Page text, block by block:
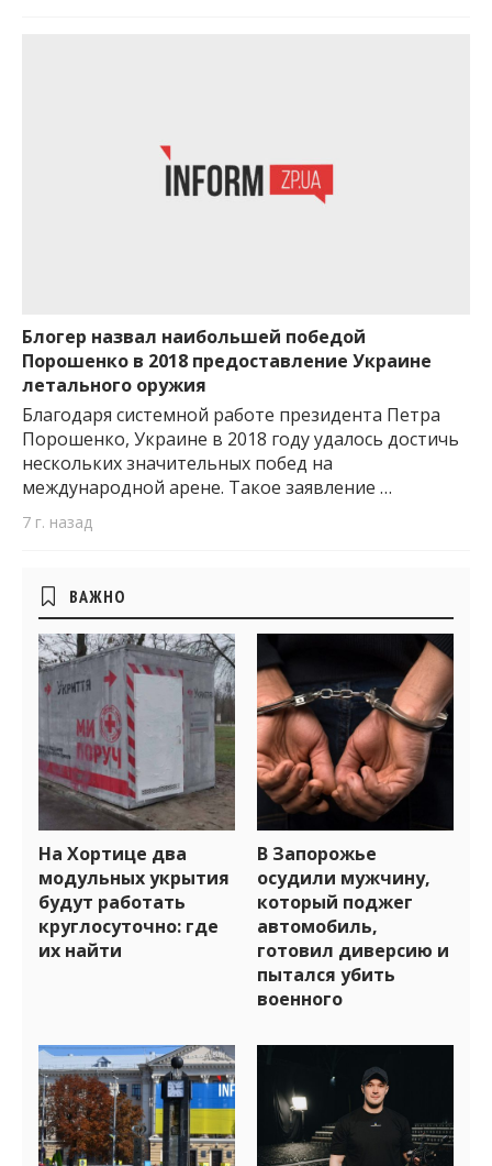
Блогер назвал наибольшей победой
Порошенко в 2018 предоставление Украине
летального оружия
Благодаря системной работе президента Петра
Порошенко, Украине в 2018 году удалось достичь
нескольких значительных побед на
международной арене. Такое заявление …
7 г. назад
Боковые
виджеты
ВАЖНО
На Хортице два
модульных укрытия
будут работать
круглосуточно: где
их найти
В Запорожье
осудили мужчину,
который поджег
автомобиль,
готовил диверсию и
пытался убить
военного